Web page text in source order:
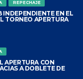
REPECHAJE
INDEPENDIENTE EN EL
TORNEO APERTURA
APERTURA CON
A DOBLETE DE